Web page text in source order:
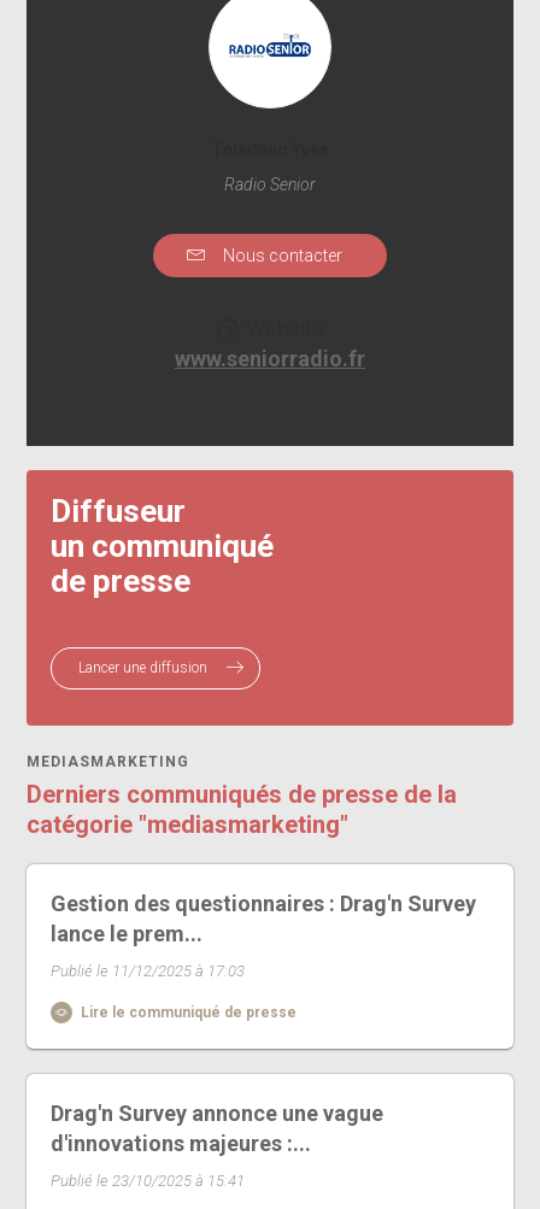
Radio Senior
Nous contacter
www.seniorradio.fr
Diffuseur
un communiqué
de presse
Lancer une diffusion
MEDIASMARKETING
Derniers communiqués de presse de la
catégorie "mediasmarketing"
Gestion des questionnaires : Drag'n Survey
lance le prem...
Publié le 11/12/2025 à 17:03
Lire le communiqué de presse
Drag'n Survey annonce une vague
d'innovations majeures :...
Publié le 23/10/2025 à 15:41